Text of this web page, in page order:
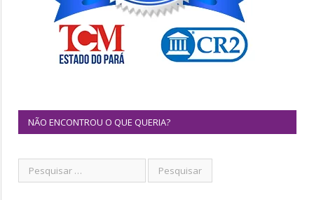
NÃO ENCONTROU O QUE QUERIA?